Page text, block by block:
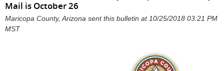
Mail is October 26
Maricopa County, Arizona sent this bulletin at 10/25/2018 03:21 PM
MST